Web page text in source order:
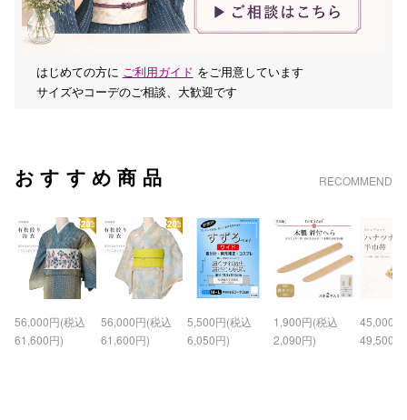
はじめての方に ご利用ガイド をご用意しています
サイズやコーデのご相談、大歓迎です
おすすめ商品 RECOMMEND
56,000円(税込
61,600円)
56,000円(税込
61,600円)
5,500円(税込
6,050円)
1,900円(税込
2,090円)
45,000
49,500